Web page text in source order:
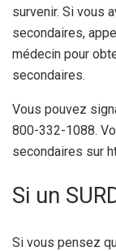
survenir. Si vous
secondaires,
médecin pour
secondaires.
Vous pouvez
800-332-1088.
secondaires sur
Si un
Si vous pensez